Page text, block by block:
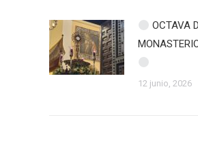
OCTAVA
12 junio, 2026